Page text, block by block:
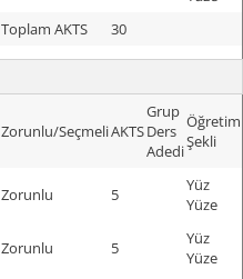
Toplam AKTS
30
Zorunlu/SeçmeliAKTS
Grup
Ders
Adedi
Öğretim
Şekli
Zorunlu 5
Yüz
Yüze
Zorunlu 5
Yüz
Yüze